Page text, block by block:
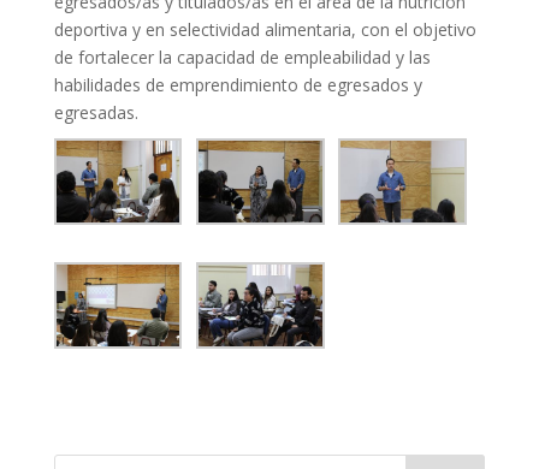
deportiva y en selectividad alimentaria, con el objetivo
de fortalecer la capacidad de empleabilidad y las
habilidades de emprendimiento de egresados y
egresadas.